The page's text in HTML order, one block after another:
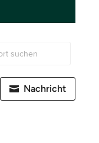
Nachricht